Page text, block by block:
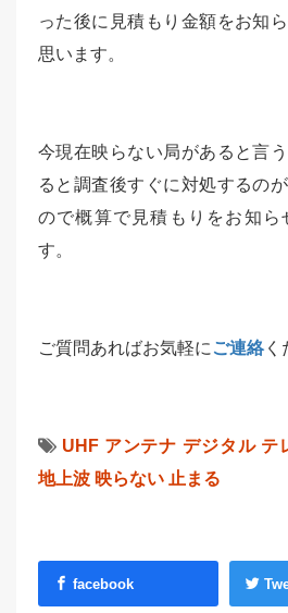
った後に見積もり金額をお知
思います。
今現在映らない局があると言
ると調査後すぐに対処するの
ので概算で見積もりをお知ら
す。
ご質問あればお気軽に ご連絡 く
UHF アンテナ デジタル テ
地上波 映らない 止まる
facebook